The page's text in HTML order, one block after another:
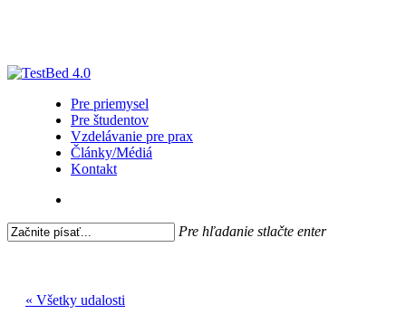
content
Pre priemysel
Pre študentov
Vzdelávanie pre prax
Články/Médiá
Kontakt
Pre hľadanie stlačte enter
« Všetky udalosti